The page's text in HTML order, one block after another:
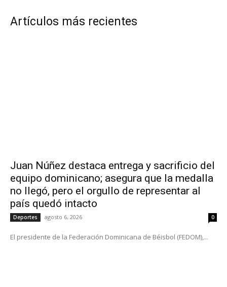
Artículos más recientes
Juan Núñez destaca entrega y sacrificio del
equipo dominicano; asegura que la medalla
no llegó, pero el orgullo de representar al
país quedó intacto
Deportes agosto 6, 2026 0
El presidente de la Federación Dominicana de Béisbol (FEDOM),...